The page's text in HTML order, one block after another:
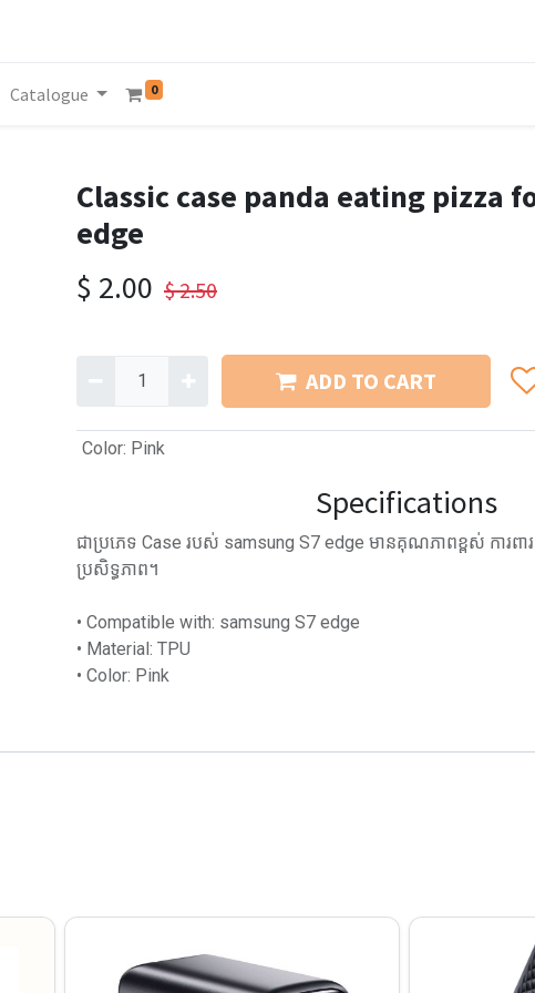
Catalogue 0
Classic case panda eating pizza
edge
$ 2.00 $2.50
ADD TO CART
Color: Pink
Specifications
ជាប្រភេទ Case របស់ samsung S7 edge មានគុណភាពខ្ពស់ ការពារ
ប្រសិទ្ធភាព។
• Compatible with: samsung S7 edge
• Material: TPU
• Color: Pink